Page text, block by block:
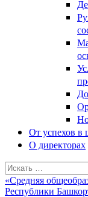
От успехов
О директорах
Поиск
для:
«Средняя
Республики